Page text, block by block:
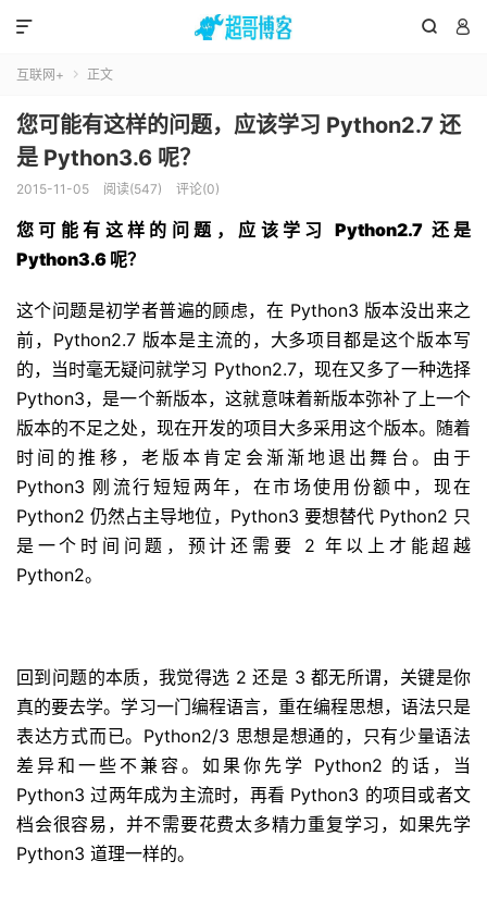
 

互联网+  正文
您可能有这样的问题，应该学习 Python2.7 还
是 Python3.6 呢？
2015-11-05 阅读(547) 评论(0)
您可能有这样的问题，应该学习Python2.7 还是
Python3.6 呢？
这个问题是初学者普遍的顾虑，在 Python3 版本没出来之
前，Python2.7 版本是主流的，大多项目都是这个版本写
的，当时毫无疑问就学习 Python2.7，现在又多了一种选择
Python3，是一个新版本，这就意味着新版本弥补了上一个
版本的不足之处，现在开发的项目大多采用这个版本。随着
时间的推移，老版本肯定会渐渐地退出舞台。由于
Python3 刚流行短短两年，在市场使用份额中，现在
Python2 仍然占主导地位，Python3 要想替代 Python2 只
是一个时间问题，预计还需要 2 年以上才能超越
Python2。
回到问题的本质，我觉得选 2 还是 3 都无所谓，关键是你
真的要去学。学习一门编程语言，重在编程思想，语法只是
表达方式而已。Python2/3 思想是想通的，只有少量语法
差异和一些不兼容。如果你先学 Python2 的话，当
Python3 过两年成为主流时，再看 Python3 的项目或者文
档会很容易，并不需要花费太多精力重复学习，如果先学
Python3 道理一样的。